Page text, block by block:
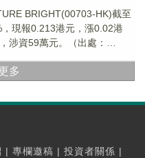
BRIGHT(00703-HK)截至
現報0.213港元，漲0.02港
涉資59萬元。（出處：
多
| 專欄邀稿 | 投資者關係 |